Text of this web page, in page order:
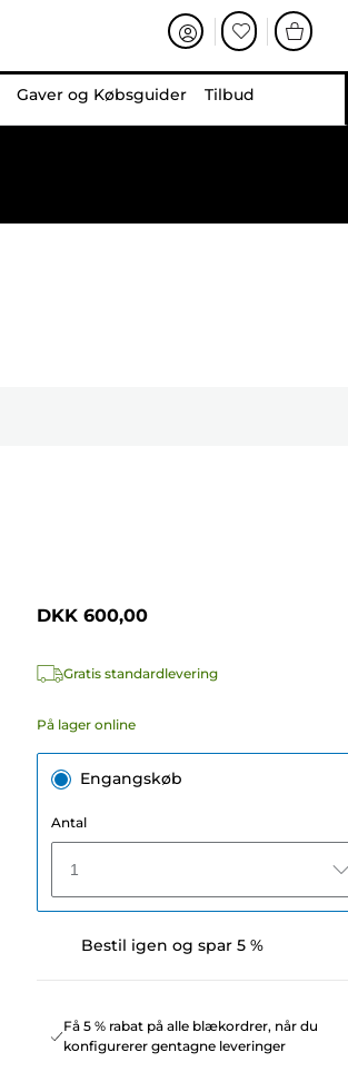
Gaver og Købsguider Tilbud
DKK 600,00
Gratis standardlevering
På lager online
Engangskøb
Antal
1
Bestil igen og spar 5 %
Få 5 % rabat på alle blækordrer, når du
konfigurerer gentagne leveringer